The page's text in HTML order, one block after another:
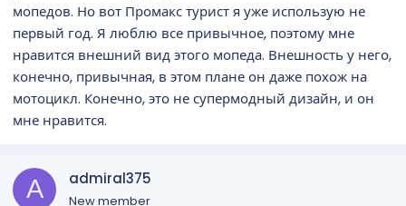
мопедов. Но вот Промакс турист я уже использую не
первый год. Я люблю все привычное, поэтому мне
нравится внешний вид этого мопеда. Внешность у него,
конечно, привычная, в этом плане он даже похож на
мотоцикл. Конечно, это не супермодный дизайн, и он
мне нравится.
A admiral375
New member